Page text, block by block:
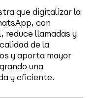
que digitalizar la
con
reduce llamadas y
de la
y aporta mayor
una
y eficiente.